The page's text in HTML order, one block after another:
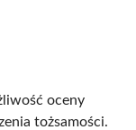
oceny
tożsamości.